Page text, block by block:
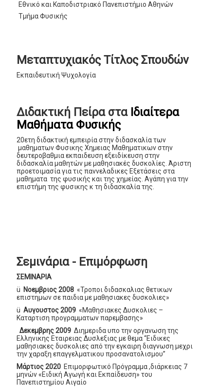
Εθνικό και Καποδιστριακό Πανεπιστήμιο Αθηνών
Τμήμα Φυσικής
Μεταπτυχιακός Τίτλος Σπουδών
Εκπαιδευτική Ψυχολογία
Διδακτική Πείρα στα Ιδιαίτερα
Μαθήματα Φυσικής
20ετη διδακτική εμπειρία στην διδασκαλία των
μαθηματων Φυσικης Χημειας Μαθηματικων στην
δευτεροβαθμια εκπαιδευση εξειδίκευση στην
διδασκαλία μαθητών με μαθησιακές δυσκολίες. Άριστη
προετοιμασία για τις παννελαδικες Εξετάσεις στα
μαθηματα της φυσικής και της χημείας. Αγάπη για την
επιστήμη της φυσικης κ τη διδασκαλία της.
Σεμινάρια - Επιμόρφωση
ΣΕΜΙΝΑΡΙΑ
ü Νοεμβριος 2008 «Τροποι διδασκαλιας θετικων
επιστημων σε παιδια με μαθησιακες δυσκολιες»
üΑυγουστος 2009 «Μαθησιακες Δυσκολιες –
Καταρτιση προγραμματων παρεμβασης»
Δεκεμβρης 2009 Διημεριδα υπο την οργανωση της
Ελληνικης Εταιρειας Δυσλεξιας με θεμα “Ειδικες
μαθησιακες δυσκολιες από την εγκαιρη διαγνωση μεχρι
την χαραξη επαγγελματικου προσανατολισμου”
Μάρτιος 2020 Επιμορφωτικό Πρόγραμμα ,διάρκειας 7
μηνών «Ειδική Αγωγή και Εκπαίδευση» του
Πανεπιστημίου Αιγαίο